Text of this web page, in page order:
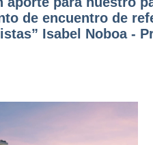
de encuentro de
Isabel Noboa -